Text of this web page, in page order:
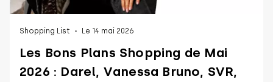
Shopping List Le 14 mai 2026
Les Bons Plans Shopping de Mai
2026 : Darel, Vanessa Bruno, SVR,